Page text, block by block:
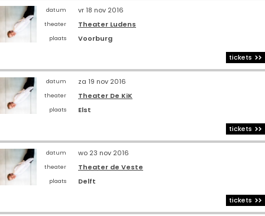
datum vr 18 nov 2016
theater Theater Ludens
plaats
Voorburg
tickets
datum za 19 nov 2016
theater Theater De KiK
plaats
Elst
tickets
datum wo 23 nov 2016
theater Theater de Veste
plaats
Delft
tickets